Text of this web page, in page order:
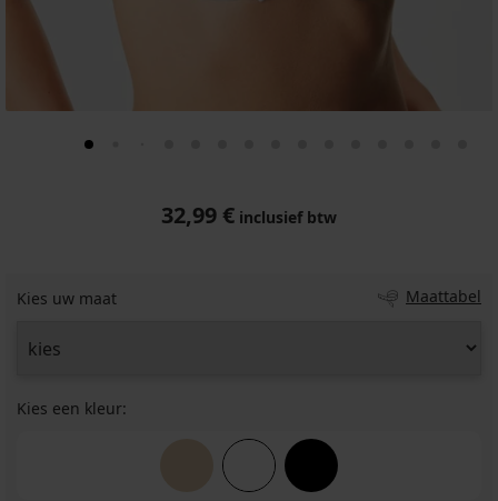
32,99 € inclusief btw
Kies uw maat Maattabel
Kies een kleur: